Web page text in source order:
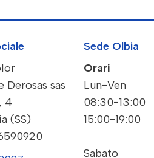
Derosas sas
4
(SS)
Sede Olbia
Orari
Lun-Ven
08:30-13:00
15:00-19:00
Sabato